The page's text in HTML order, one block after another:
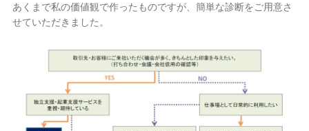
あくまで私の価値観で作ったものですが、簡単な診断をご用意さ
せていただきました。